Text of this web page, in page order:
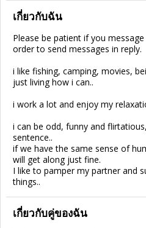
เกี่ยวกับฉัน
Please be patient if you
order to send messages in reply.
i like fishing, camping, movies,
just living how i can..
i work a lot and enjoy my
i can be odd, funny and
sentence..
if we have the same sense of
will get along just fine.
I like to pamper my partner and
things..
เกี่ยวกับคู่ของฉัน